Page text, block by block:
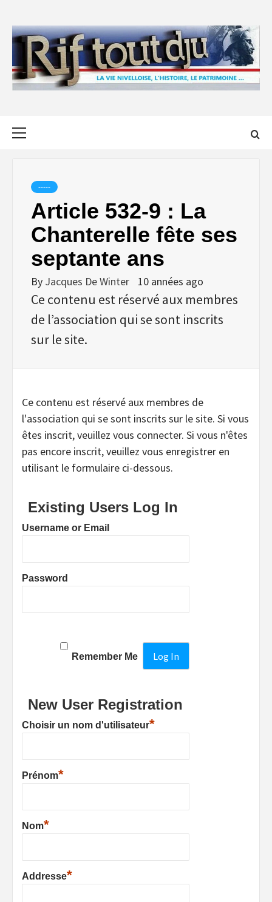
content
-----
Article 532-9 : La
Chanterelle fête ses
septante ans
By Jacques De Winter 10 années ago
Ce contenu est réservé aux membres
de l’association qui se sont inscrits
sur le site.
Ce contenu est réservé aux membres de
l'association qui se sont inscrits sur le site. Si vous
êtes inscrit, veuillez vous connecter. Si vous n'êtes
pas encore inscrit, veuillez vous enregistrer en
utilisant le formulaire ci-dessous.
Existing Users Log In
Username or Email
Password
Remember Me
New User Registration
Choisir un nom d'utilisateur*
Prénom*
Nom*
Addresse*